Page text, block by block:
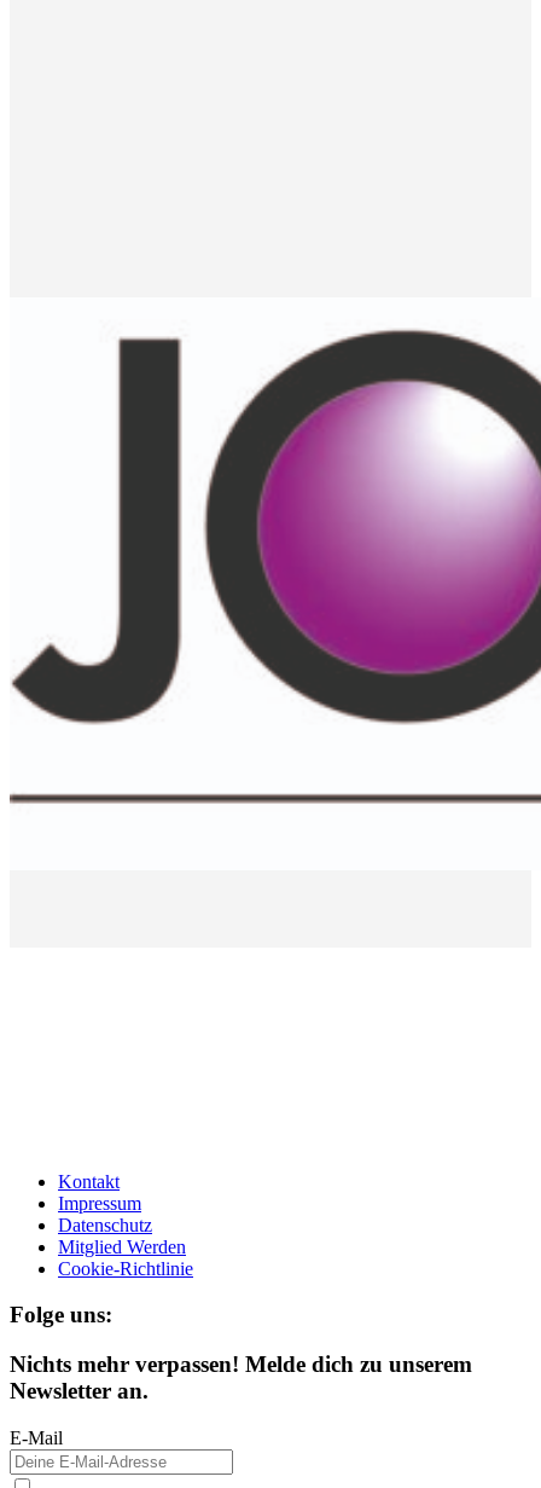
Kontakt
Impressum
Datenschutz
Mitglied Werden
Cookie-Richtlinie
Folge uns:
Nichts mehr verpassen! Melde dich zu unserem
Newsletter an.
E-Mail